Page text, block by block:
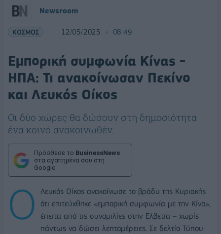
Newsroom
ΚΟΣΜΟΣ 12/05/2025 08:49
Eμπορική συμφωνία Κίνας -
ΗΠΑ: Τι ανακοίνωσαν Πεκίνο
και Λευκός Οίκος
Οι δύο χώρες θα δώσουν στη δημοσιότητα
ένα κοινό ανακοινωθέν.
Πρόσθεσε το BusinessNews
στα αγαπημένα σου στη
Google
Ο
Λευκός Οίκος ανακοίνωσε το βράδυ της Κυριακής
ότι επιτεύχθηκε «εμπορική συμφωνία με την Κίνα»,
έπειτα από τις συνομιλίες στην Ελβετία – χωρίς
πάντως να δώσει λεπτομέρειες. Σε δελτίο Τύπου